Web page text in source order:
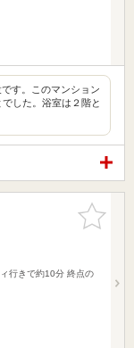
す。このマンション
した。浴室は２階と
お気に入
りに追加
行きで約10分 終点の